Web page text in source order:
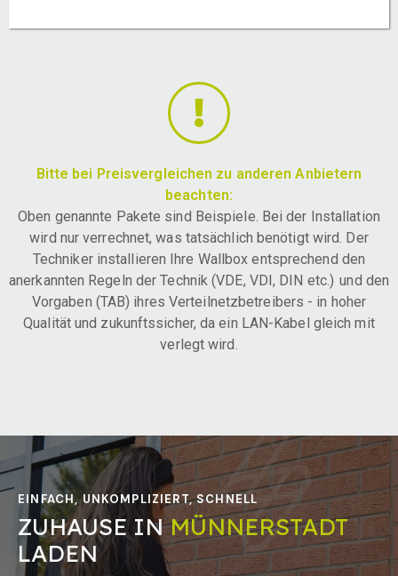
Bitte bei Preisvergleichen zu anderen Anbietern
beachten:
Oben genannte Pakete sind Beispiele. Bei der Installation
wird nur verrechnet, was tatsächlich benötigt wird. Der
Techniker installieren Ihre Wallbox entsprechend den
anerkannten Regeln der Technik (VDE, VDI, DIN etc.) und den
Vorgaben (TAB) ihres Verteilnetzbetreibers - in hoher
Qualität und zukunftssicher, da ein LAN-Kabel gleich mit
verlegt wird.
EINFACH, UNKOMPLIZIERT, SCHNELL
ZUHAUSE INMÜNNERSTADT
LADEN